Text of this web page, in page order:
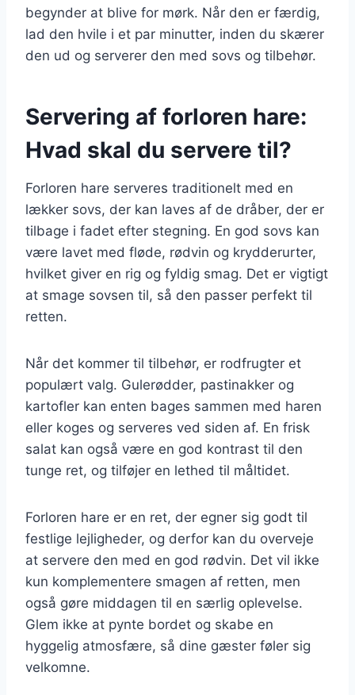
begynder at blive for mørk. Når den er færdig,
lad den hvile i et par minutter, inden du skærer
den ud og serverer den med sovs og tilbehør.
Servering af forloren hare:
Hvad skal du servere til?
Forloren hare serveres traditionelt med en
lækker sovs, der kan laves af de dråber, der er
tilbage i fadet efter stegning. En god sovs kan
være lavet med fløde, rødvin og krydderurter,
hvilket giver en rig og fyldig smag. Det er vigtigt
at smage sovsen til, så den passer perfekt til
retten.
Når det kommer til tilbehør, er rodfrugter et
populært valg. Gulerødder, pastinakker og
kartofler kan enten bages sammen med haren
eller koges og serveres ved siden af. En frisk
salat kan også være en god kontrast til den
tunge ret, og tilføjer en lethed til måltidet.
Forloren hare er en ret, der egner sig godt til
festlige lejligheder, og derfor kan du overveje
at servere den med en god rødvin. Det vil ikke
kun komplementere smagen af retten, men
også gøre middagen til en særlig oplevelse.
Glem ikke at pynte bordet og skabe en
hyggelig atmosfære, så dine gæster føler sig
velkomne.